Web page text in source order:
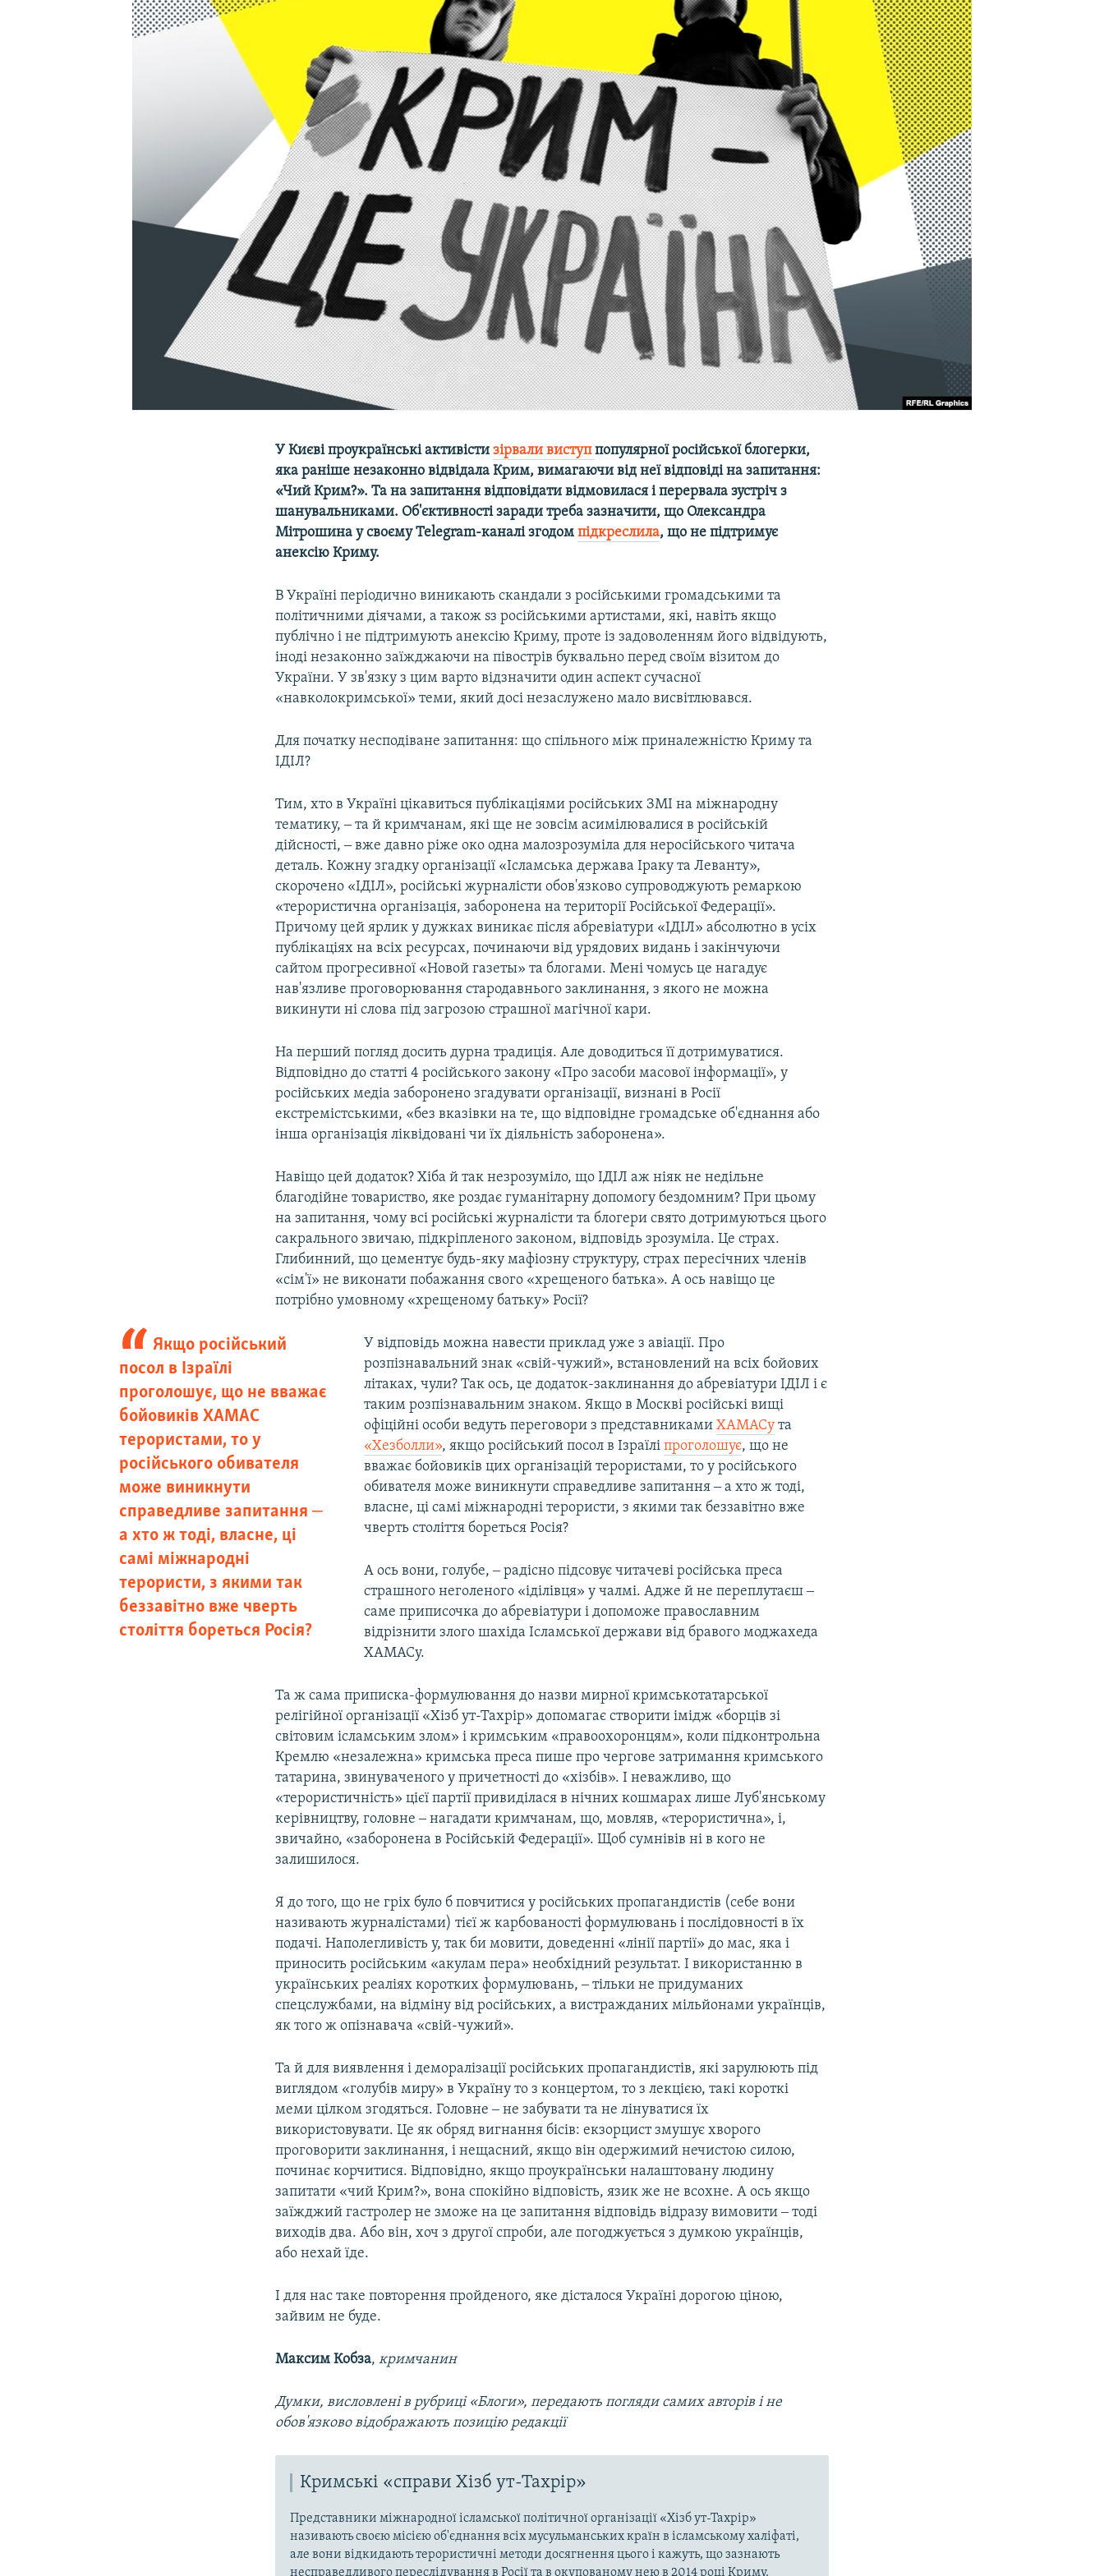
У Києві проукраїнські активістизірвали виступпопулярної російської блогерки,
яка раніше незаконно відвідала Крим, вимагаючи від неї відповіді на запитання:
«Чий Крим?». Та на запитання відповідати відмовилася і перервала зустріч з
шанувальниками. Об'єктивності заради треба зазначити, що Олександра
Мітрошина у своєму Telegram-каналі згодомпідкреслила, що не підтримує
анексію Криму.
В Україні періодично виникають скандали з російськими громадськими та
політичними діячами, а також sз російськими артистами, які, навіть якщо
публічно і не підтримують анексію Криму, проте із задоволенням його відвідують,
іноді незаконно заїжджаючи на півострів буквально перед своїм візитом до
України. У зв'язку з цим варто відзначити один аспект сучасної
«навколокримської» теми, який досі незаслужено мало висвітлювався.
Для початку несподіване запитання: що спільного між приналежністю Криму та
ІДІЛ?
Тим, хто в Україні цікавиться публікаціями російських ЗМІ на міжнародну
тематику, ‒ та й кримчанам, які ще не зовсім асимілювалися в російській
дійсності, ‒ вже давно ріже око одна малозрозуміла для неросійського читача
деталь. Кожну згадку організації «Ісламська держава Іраку та Леванту»,
скорочено «ІДІЛ», російські журналісти обов'язково супроводжують ремаркою
«терористична організація, заборонена на території Російської Федерації».
Причому цей ярлик у дужках виникає після абревіатури «ІДІЛ» абсолютно в усіх
публікаціях на всіх ресурсах, починаючи від урядових видань і закінчуючи
сайтом прогресивної «Новой газеты» та блогами. Мені чомусь це нагадує
нав'язливе проговорювання стародавнього заклинання, з якого не можна
викинути ні слова під загрозою страшної магічної кари.
На перший погляд досить дурна традиція. Але доводиться її дотримуватися.
Відповідно до статті 4 російського закону «Про засоби масової інформації», у
російських медіа заборонено згадувати організації, визнані в Росії
екстремістськими, «без вказівки на те, що відповідне громадське об'єднання або
інша організація ліквідовані чи їх діяльність заборонена».
Навіщо цей додаток? Хіба й так незрозуміло, що ІДІЛ аж ніяк не недільне
благодійне товариство, яке роздає гуманітарну допомогу бездомним? При цьому
на запитання, чому всі російські журналісти та блогери свято дотримуються цього
сакрального звичаю, підкріпленого законом, відповідь зрозуміла. Це страх.
Глибинний, що цементує будь-яку мафіозну структуру, страх пересічних членів
«сім'ї» не виконати побажання свого «хрещеного батька». А ось навіщо це
потрібно умовному «хрещеному батьку» Росії?
Якщо російський
посол в Ізраїлі
проголошує, що не вважає
бойовиків ХАМАС
терористами, то у
російського обивателя
може виникнути
справедливе запитання ‒
а хто ж тоді, власне, ці
самі міжнародні
терористи, з якими так
беззавітно вже чверть
століття бореться Росія?
У відповідь можна навести приклад уже з авіації. Про
розпізнавальний знак «свій-чужий», встановлений на всіх бойових
літаках, чули? Так ось, це додаток-заклинання до абревіатури ІДІЛ і є
таким розпізнавальним знаком. Якщо в Москві російські вищі
офіційні особи ведуть переговори з представниками ХАМАСута
«Хезболли», якщо російський посол в Ізраїлі проголошує, що не
вважає бойовиків цих організацій терористами, то у російського
обивателя може виникнути справедливе запитання ‒ а хто ж тоді,
власне, ці самі міжнародні терористи, з якими так беззавітно вже
чверть століття бореться Росія?
А ось вони, голубе, ‒ радісно підсовує читачеві російська преса
страшного неголеного «іділівця» у чалмі. Адже й не переплутаєш ‒
саме приписочка до абревіатури і допоможе православним
відрізнити злого шахіда Ісламської держави від бравого моджахеда
ХАМАСу.
Та ж сама приписка-формулювання до назви мирної кримськотатарської
релігійної організації «Хізб ут-Тахрір» допомагає створити імідж «борців зі
світовим ісламським злом» і кримським «правоохоронцям», коли підконтрольна
Кремлю «незалежна» кримська преса пише про чергове затримання кримського
татарина, звинуваченого у причетності до «хізбів». І неважливо, що
«терористичність» цієї партії привиділася в нічних кошмарах лише Луб'янському
керівництву, головне ‒ нагадати кримчанам, що, мовляв, «терористична», і,
звичайно, «заборонена в Російській Федерації». Щоб сумнівів ні в кого не
залишилося.
Я до того, що не гріх було б повчитися у російських пропагандистів (себе вони
називають журналістами) тієї ж карбованості формулювань і послідовності в їх
подачі. Наполегливість у, так би мовити, доведенні «лінії партії» до мас, яка і
приносить російським «акулам пера» необхідний результат. І використанню в
українських реаліях коротких формулювань, ‒ тільки не придуманих
спецслужбами, на відміну від російських, а вистражданих мільйонами українців,
як того ж опізнавача «свій-чужий».
Та й для виявлення і деморалізації російських пропагандистів, які зарулюють під
виглядом «голубів миру» в Україну то з концертом, то з лекцією, такі короткі
меми цілком згодяться. Головне ‒ не забувати та не лінуватися їх
використовувати. Це як обряд вигнання бісів: екзорцист змушує хворого
проговорити заклинання, і нещасний, якщо він одержимий нечистою силою,
починає корчитися. Відповідно, якщо проукраїнськи налаштовану людину
запитати «чий Крим?», вона спокійно відповість, язик же не всохне. А ось якщо
заїжджий гастролер не зможе на це запитання відповідь відразу вимовити ‒ тоді
виходів два. Або він, хоч з другої спроби, але погоджується з думкою українців,
або нехай їде.
І для нас таке повторення пройденого, яке дісталося Україні дорогою ціною,
зайвим не буде.
Максим Кобза,кримчанин
Думки, висловлені в рубриці «Блоги», передають погляди самих авторів і не
обов'язково відображають позицію редакції
Кримські «справи Хізб ут-Тахрір»
Представники міжнародної ісламської політичної організації «Хізб ут-Тахрір»
називають своєю місією об'єднання всіх мусульманських країн в ісламському халіфаті,
але вони відкидають терористичні методи досягнення цього і кажуть, що зазнають
несправедливого переслідування в Росії та в окупованому нею в 2014 році Криму.